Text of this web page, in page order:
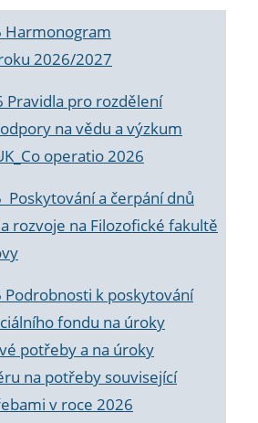
Harmonogram
2026/2027
Pravidla pro rozdělení
na vědu a výzkum
operatio 2026
Poskytování a čerpání dnů
rozvoje na Filozofické fakultě
Podrobnosti k poskytování
fondu na úroky
potřeby a na úroky
na potřeby související
v roce 2026